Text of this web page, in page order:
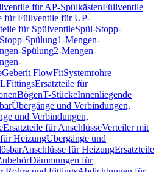
für AP-SpülkästenFüllventile
für Füllventile für UP-
für SpülventileSpül-Stopp-
Spülung1-Mengen-
Spülung2-Mengen-
Geberit FlowFitSystemrohre
FittingsErsatzteile für
BögenT-StückeInnenliegende
Übergänge und Verbindungen,
und Verbindungen,
Ersatzteile für AnschlüsseVerteiler mit
HeizungÜbergänge und
Anschlüsse für HeizungErsatzteile
Dämmungen für